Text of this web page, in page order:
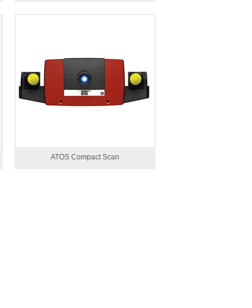
ATOS Compact Scan